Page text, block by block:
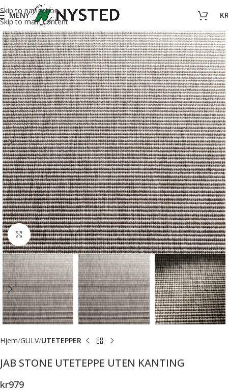
Skip to navigation
Skip to main content
MENY
Forstørr bilde
Hjem GULV UTETEPPER
JAB STONE UTETEPPE UTEN KANTING
kr979